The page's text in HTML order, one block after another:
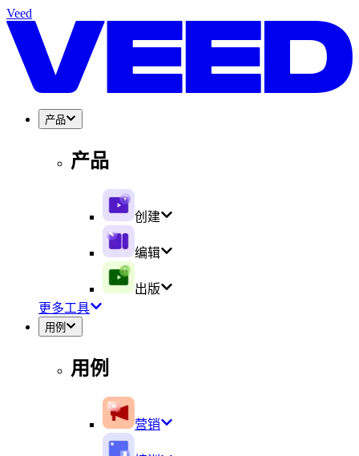
Veed
产品
产品
创建
编辑
出版
更多工具
用例
用例
营销